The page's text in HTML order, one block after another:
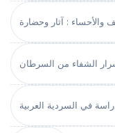
والأحساء : آثار وحضارة
الشفاء من السرطان
في السردية العربية